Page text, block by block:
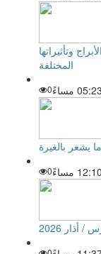
وتأثيراتها
المختلفة
0
يشعر بالغيرة
0